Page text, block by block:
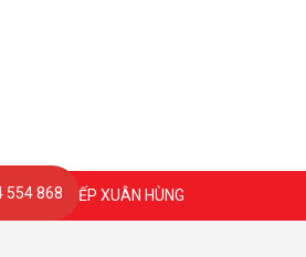
2020 @ BẾP XUÂN HÙNG
554 868